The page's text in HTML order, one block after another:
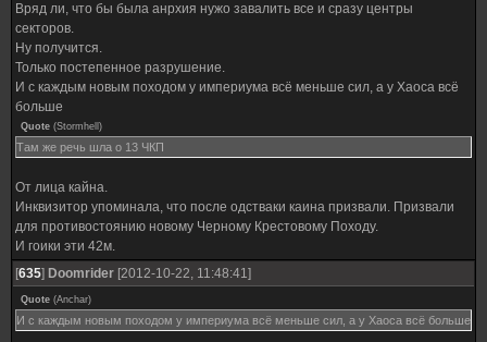
Вряд ли, что бы была анрхия нужо завалить все и сразу центры
секторов.
Ну получится.
Только постепенное разрушение.
И с каждым новым походом у империума всё меньше сил, а у Хаоса всё
больше
Quote (Stormhell )
Там же речь шла о 13 ЧКП
От лица кайна.
Инквизитор упоминала, что после одстваки каина призвали. Призвали
для противостоянию новому Черному Крестовому Походу.
И гоики эти 42м.
[635] Doomrider [2012-10-22, 11:48:41]
Quote (Anchar)
И с каждым новым походом у империума всё меньше сил, а у Хаоса всё больше